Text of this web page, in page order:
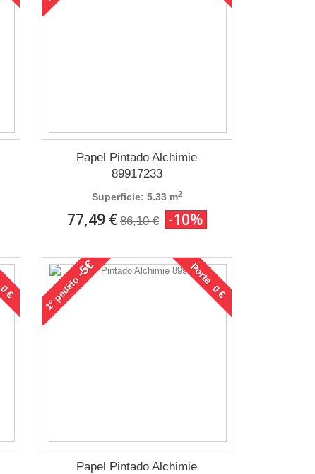
Papel Pintado Alchimie
89917233
Superficie: 5.33 m2
77,49 € 86,10 € -10%
€
1°
pedido
-5€ Porte 0 €
Papel Pintado Alchimie